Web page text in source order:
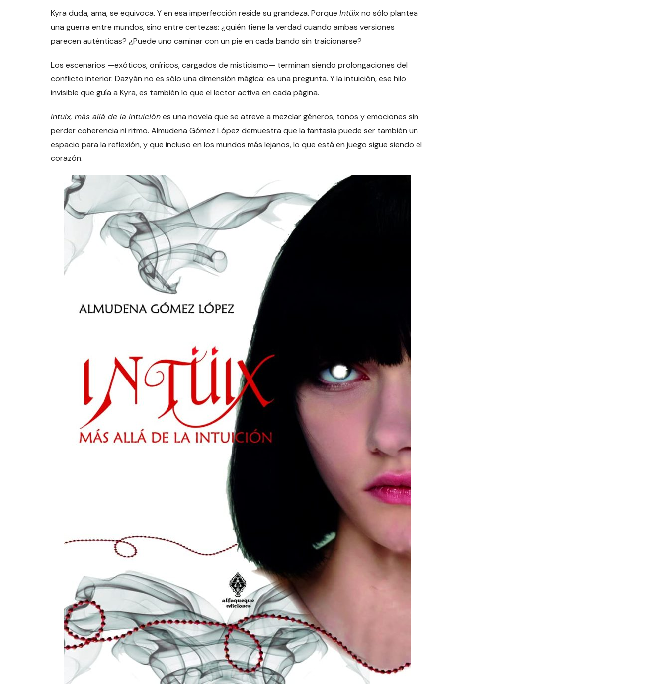
Kyra duda, ama, se equivoca. Y en esa imperfección reside su grandeza. Porque Intüixno sólo plantea
una guerra entre mundos, sino entre certezas: ¿quién tiene la verdad cuando ambas versiones
parecen auténticas? ¿Puede uno caminar con un pie en cada bando sin traicionarse?
Los escenarios —exóticos, oníricos, cargados de misticismo— terminan siendo prolongaciones del
conflicto interior. Dazyán no es sólo una dimensión mágica: es una pregunta. Y la intuición, ese hilo
invisible que guía a Kyra, es también lo que el lector activa en cada página.
Intüix, más allá de la intuiciónes una novela que se atreve a mezclar géneros, tonos y emociones sin
perder coherencia ni ritmo. Almudena Gómez López demuestra que la fantasía puede ser también un
espacio para la reflexión, y que incluso en los mundos más lejanos, lo que está en juego sigue siendo el
corazón.